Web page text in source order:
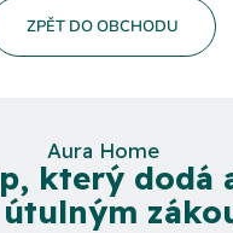
ZPĚT DO OBCHODU
Aura Home
který dodá